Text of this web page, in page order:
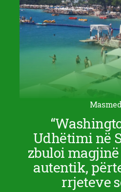
Udhëtimi në
zbuloi
autentik,
rrjeteve